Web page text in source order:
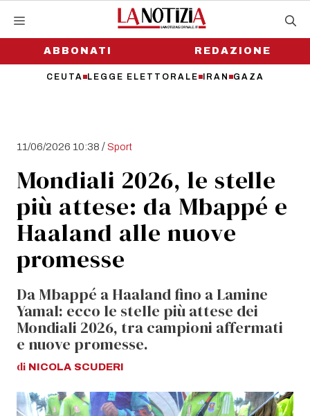
contenutoABBONATI
CEUTA LEGGE ELETTORALE IRAN GAZA
REDAZIONE
11/06/2026 10:38 / Sport
Mondiali 2026, le stelle
più attese: da Mbappé e
Haaland alle nuove
promesse
Da Mbappé a Haaland fino a Lamine
Yamal: ecco le stelle più attese dei
Mondiali 2026, tra campioni affermati
e nuove promesse.
di NICOLA SCUDERI